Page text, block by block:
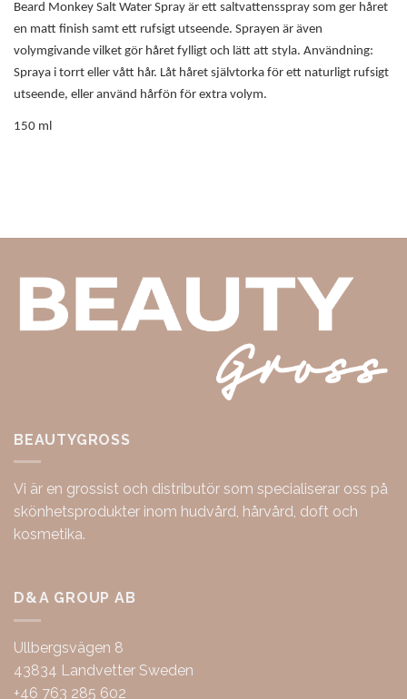
Beard Monkey Salt Water Spray är ett saltvattensspray som ger håret
en matt finish samt ett rufsigt utseende. Sprayen är även
volymgivande vilket gör håret fylligt och lätt att styla. Användning:
Spraya i torrt eller vått hår. Låt håret självtorka för ett naturligt rufsigt
utseende, eller använd hårfön för extra volym.
150 ml
BEAUTYGROSS
Vi är en grossist och distributör som specialiserar oss på
skönhetsprodukter inom hudvård, hårvård, doft och
kosmetika.
D&A GROUP AB
Ullbergsvägen 8
43834 Landvetter Sweden
+46 763 285 602